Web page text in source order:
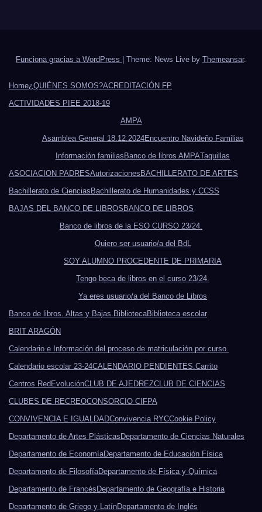
Funciona gracias a WordPress Theme: News Live by Themeansar.
Home¿QUIÉNES SOMOS?ACREDITACIÓN FP
ACTIVIDADES PIEE 2018-19
AMPA
Asamblea General 18.12.2024Encuentro Navideño Familias
Información familias Banco de libros AMPATaquillas
ASOCIACION PADRESAutorizaciones BACHILLERATO DE ARTES
Bachillerato de Ciencias Bachillerato de Humanidades y CCSS
BAJAS DEL BANCO DE LIBROS BANCO DE LIBROS
Banco de libros de la ESO CURSO 23/24.
Quiero ser usuario/a del BdL
SOY ALUMNO PROCEDENTE DE PRIMARIA
Tengo beca de libros en el curso 23/24.
Ya eres usuario/a del Banco de Libros
Banco de libros. Altas y Bajas. BibliotecaBiblioteca escolar
BRIT ARAGÓN
Calendario e Información del proceso de matriculación por curso.
Calendario escolar 23-24CALENDARIO PENDIENTES.Carrito
Centros RedEvoluciónCLUB DE AJEDREZCLUB DE CIENCIAS
CLUBES DE RECREOCONSORCIO CIFPA
CONVIVENCIA E IGUALDADConvivencia RYCCookie Policy
Departamento de Artes Plásticas Departamento de Ciencias Naturales
Departamento de EconomíaDepartamento de Educación Física
Departamento de FilosofíaDepartamento de Física y Química
Departamento de Francés Departamento de Geografía e Historia
Departamento de Griego y LatínDepartamento de Inglés